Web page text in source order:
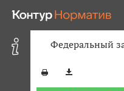
Федеральный